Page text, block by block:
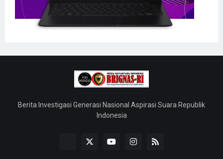
Berita Investigasi Generasi Nasional Aspirasi Suara Republik
Indonesia